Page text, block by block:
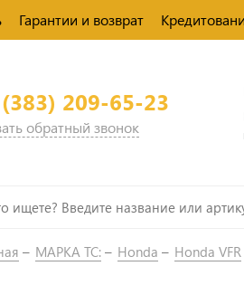
Гарантии и возврат
209-65-23
обратный звонок
МАРКА ТС: Honda Honda VFR